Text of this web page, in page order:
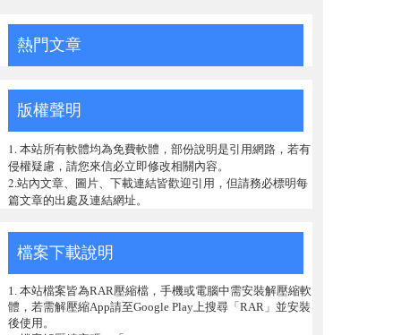
熱門文章
版權聲明
1. 本站所有軟體均為免費軟體，部份說明是引用網路，若有
侵權疑慮，請您來信必立即修改相關內容。
2.站內文章、圖片、下載連結皆歡迎引用，但請務必標明每
篇文章的出處及連結網址。
檔案下載說明
1. 本站檔案皆為RAR壓縮檔，手機或電腦中需安裝解壓縮軟
體，若需解壓縮App請至Google Play上搜尋「RAR」並安裝
後使用。